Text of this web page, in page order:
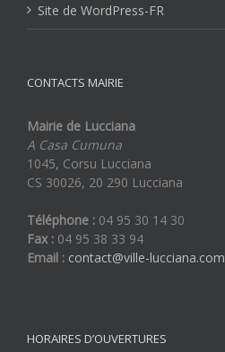
Site de WordPress-FR
CONTACTS MAIRIE
Mairie de Lucciana
A Casa Cumuna
1045, Corsu Lucciana
CS 30026, 20 290 Lucciana
Téléphone : 04 95 30 14 30
Fax : 04 95 38 33 94
Email : contact@ville-lucciana.com
HORAIRES D’OUVERTURES